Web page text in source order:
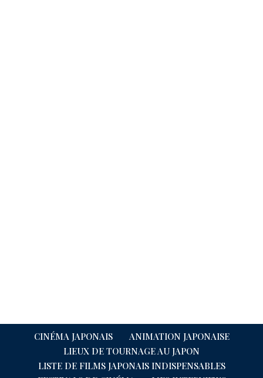
CINÉMA JAPONAIS
ANIMATION JAPONAISE
LIEUX DE TOURNAGE AU JAPON
LISTE DE FILMS JAPONAIS INDISPENSABLES